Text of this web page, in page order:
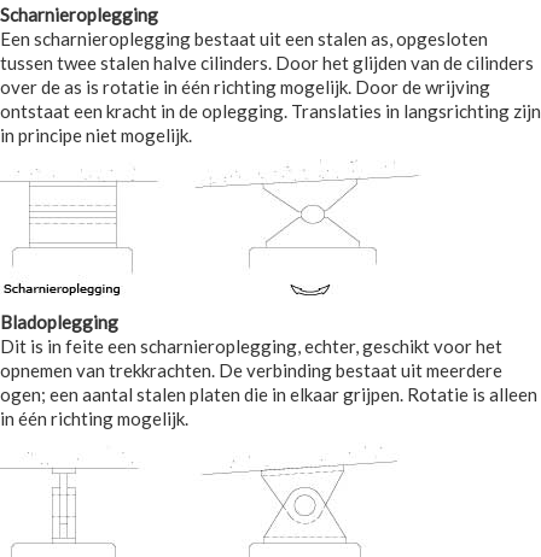
Scharnieroplegging
Een scharnieroplegging bestaat uit een stalen as, opgesloten
tussen twee stalen halve cilinders. Door het glijden van de cilinders
over de as is rotatie in één richting mogelijk. Door de wrijving
ontstaat een kracht in de oplegging. Translaties in langsrichting zijn
in principe niet mogelijk.
Bladoplegging
Dit is in feite een scharnieroplegging, echter, geschikt voor het
opnemen van trekkrachten. De verbinding bestaat uit meerdere
ogen; een aantal stalen platen die in elkaar grijpen. Rotatie is alleen
in één richting mogelijk.